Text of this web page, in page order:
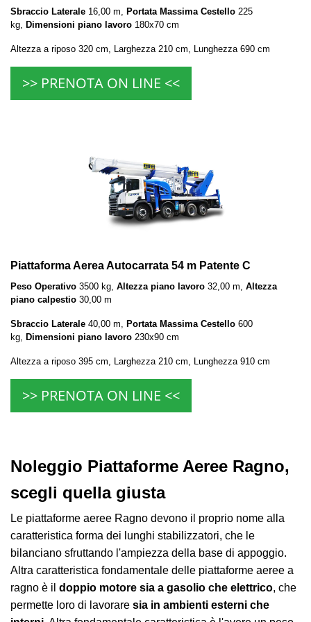
Sbraccio Laterale 16,00 m, Portata Massima Cestello 225
kg, Dimensioni piano lavoro 180x70 cm
Altezza a riposo 320 cm, Larghezza 210 cm, Lunghezza 690 cm
>> PRENOTA ON LINE <<
Piattaforma Aerea Autocarrata 54 m Patente C
Peso Operativo 3500 kg, Altezza piano lavoro 32,00 m, Altezza
piano calpestio 30,00 m
Sbraccio Laterale 40,00 m, Portata Massima Cestello 600
kg, Dimensioni piano lavoro 230x90 cm
Altezza a riposo 395 cm, Larghezza 210 cm, Lunghezza 910 cm
>> PRENOTA ON LINE <<
Noleggio Piattaforme Aeree Ragno,
scegli quella giusta
Le piattaforme aeree Ragno devono il proprio nome alla
caratteristica forma dei lunghi stabilizzatori, che le
bilanciano sfruttando l'ampiezza della base di appoggio.
Altra caratteristica fondamentale delle piattaforme aeree a
ragno è il doppio motore sia a gasolio che elettrico, che
permette loro di lavorare sia in ambienti esterni che